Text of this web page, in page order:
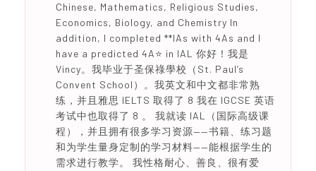
Chinese, Mathematics, Religious Studies,
Economics, Biology, and Chemistry In
addition, I completed **IAs with 4As and I
have a predicted 4A⭐️ in IAL 你好！我是
Vincy。我毕业于圣保祿學校（St. Paul’s
Convent School）。我英文和中文都非常熟
练，并且雅思 IELTS 取得了 8 我在 IGCSE 英语
考试中也取得了 8 。 我就读 IAL（国际高级课
程），并且拥有很多学习资源——书籍、练习题
和为学生量身定制的学习材料——能根据学生的
需求进行教学。 我性格耐心、善良、很有爱